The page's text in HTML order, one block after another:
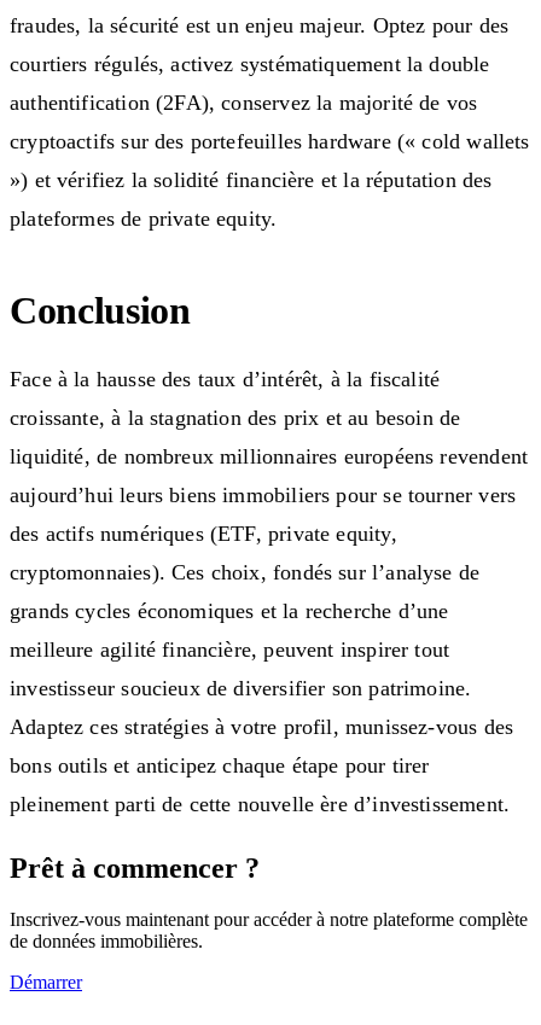
fraudes, la sécurité est un enjeu majeur. Optez pour des
courtiers régulés, activez systématiquement la double
authentification (2FA), conservez la majorité de vos
cryptoactifs sur des portefeuilles hardware (« cold wallets
») et vérifiez la solidité financière et la réputation des
plateformes de private equity.
Conclusion
Face à la hausse des taux d’intérêt, à la fiscalité
croissante, à la stagnation des prix et au besoin de
liquidité, de nombreux millionnaires européens revendent
aujourd’hui leurs biens immobiliers pour se tourner vers
des actifs numériques (ETF, private equity,
cryptomonnaies). Ces choix, fondés sur l’analyse de
grands cycles économiques et la recherche d’une
meilleure agilité financière, peuvent inspirer tout
investisseur soucieux de diversifier son patrimoine.
Adaptez ces stratégies à votre profil, munissez-vous des
bons outils et anticipez chaque étape pour tirer
pleinement parti de cette nouvelle ère d’investissement.
Prêt à commencer ?
Inscrivez-vous maintenant pour accéder à notre plateforme complète
de données immobilières.
Démarrer